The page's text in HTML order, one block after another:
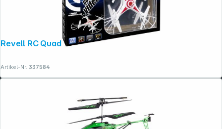
Revell RC Quadrocopter GO! Video
Artikel-Nr.:337584